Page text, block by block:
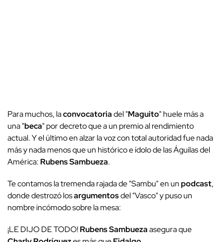
Para muchos, laconvocatoriadel "Maguito" huele más a
una "beca" por decreto que a un premio al rendimiento
actual. Y el último en alzar la voz con total autoridad fue nada
más y nada menos que un histórico e ídolo de las Águilas del
América: Rubens Sambueza.
Te contamos la tremenda rajada de "Sambu" en unpodcast,
donde destrozó losargumentosdel "Vasco" y puso un
nombre incómodo sobre la mesa:
¡LE DIJO DE TODO!Rubens Sambuezaasegura que